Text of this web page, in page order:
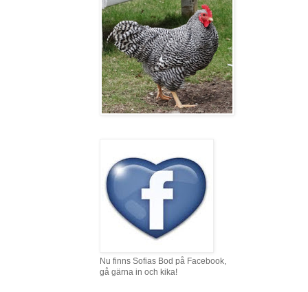
Nu finns Sofias Bod på Facebook,
gå gärna in och kika!